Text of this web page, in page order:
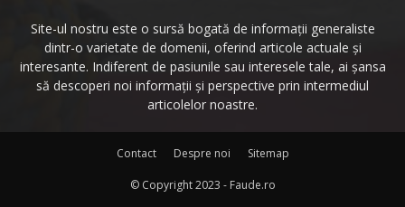
Site-ul nostru este o sursă bogată de informații generaliste
dintr-o varietate de domenii, oferind articole actuale și
interesante. Indiferent de pasiunile sau interesele tale, ai șansa
să descoperi noi informații și perspective prin intermediul
articolelor noastre.
Contact Despre noi Sitemap
© Copyright 2023 - Faude.ro